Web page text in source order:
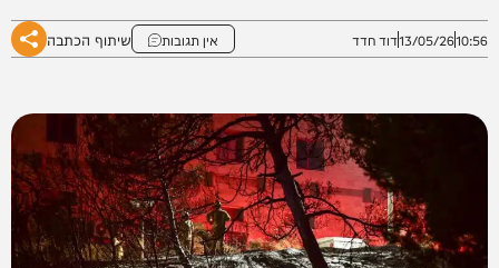
10:56
13/05/26דוד חדד אין תגובות שיתוף הכתבה